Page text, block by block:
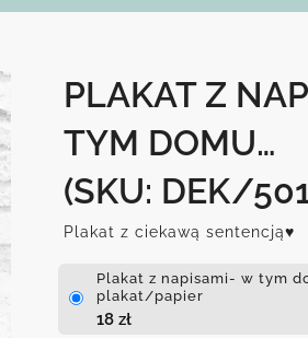
PLAKAT Z
TYM DOMU…
(SKU: DEK/
Plakat z ciekawą sentencją♥
Plakat z napisami- w tym
plakat/papier
18 zł